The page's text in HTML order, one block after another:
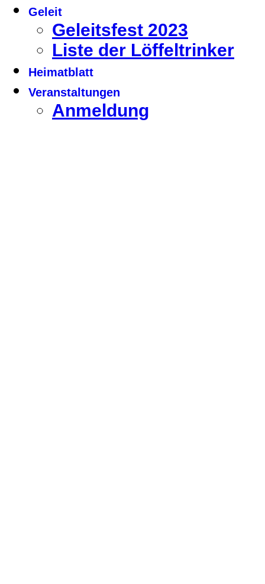
Geleit
Geleitsfest 2023
Liste der Löffeltrinker
Heimatblatt
Veranstaltungen
Anmeldung